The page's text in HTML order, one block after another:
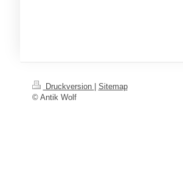
Druckversion
Sitemap
© Antik Wolf